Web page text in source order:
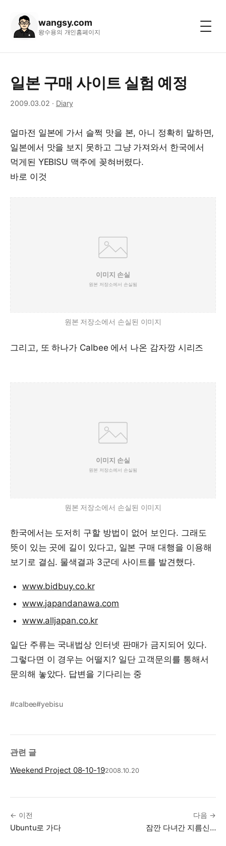
wangsy.com
왕수용의 개인홈페이지
일본 구매 사이트 실험 예정
2009.03.02 · Diary
얼마전 일본에 가서 슬쩍 맛을 본, 아니 정확히 말하면,
일본에서 맛을 보지 못하고 그냥 가져와서 한국에서
먹게된 YEBISU 맥주에 꽂혀버렸다.
바로 이것
원본 저장소에서 손실된 이미지
그리고, 또 하나가 Calbee 에서 나온 감자깡 시리즈
원본 저장소에서 손실된 이미지
한국에서는 도저히 구할 방법이 없어 보인다. 그래도
뜻이 있는 곳에 길이 있다고, 일본 구매 대행을 이용해
보기로 결심. 물색결과 3군데 사이트를 발견했다.
www.bidbuy.co.kr
www.japandanawa.com
www.alljapan.co.kr
일단 주류는 국내법상 인터넷 판매가 금지되어 있다.
그렇다면 이 경우는 어떨지? 일단 고객문의를 통해서
문의해 놓았다. 답변을 기다리는 중
#calbee#yebisu
관련 글
Weekend Project 08-10-192008.10.20
← 이전
Ubuntu로 가다
다음 →
잠깐 다녀간 지름신…